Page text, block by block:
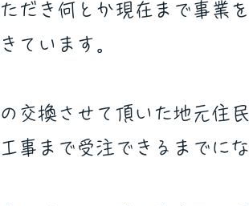
だき何とか現在まで事業を
ています。
交換させて頂いた地元住民
事まで受注できるまでにな